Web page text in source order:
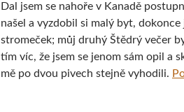
Dal jsem se nahoře v Kanadě
našel a vyzdobil si malý byt,
stromeček; můj druhý Štědrý večer
tím víc, že jsem se jenom sám opil a
mě po dvou pivech stejně vyhodili.